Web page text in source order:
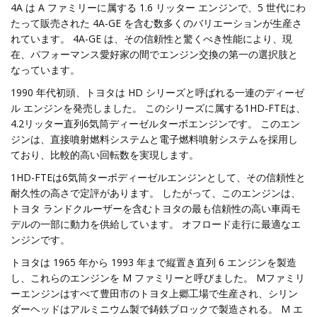
4A は A ファミリーに属する 1.6 リッター エンジンで、5 世代にわ
たって販売された 4A-GE を含む数多くのバリエーションが生産さ
れています。 4A-GE は、その信頼性と驚くべき性能により、現
在、パフォーマンス愛好家の間でエンジン交換の第一の選択肢と
なっています。
1990 年代初頭、トヨタは HD シリーズと呼ばれる一連のディーゼ
ル エンジンを発売しました。 このシリーズに属する1HD-FTEは、
4.2リッター直列6気筒ディーゼルターボエンジンです。 このエン
ジンは、直接噴射燃料システムと電子燃料噴射システムを採用し
ており、比較的高い回転数を実現します。
1HD-FTEは6気筒ターボディーゼルエンジンとして、その信頼性と
耐久性の高さで定評があります。 したがって、このエンジンは、
トヨタ ランドクルーザーを含むトヨタの最も信頼性の高い車両モ
デルの一部に動力を供給しています。 オフロード走行に最適なエ
ンジンです。
トヨタは 1965 年から 1993 年まで縦置き直列 6 エンジンを製造
し、これらのエンジンを M ファミリーと呼びました。 Mファミリ
ーエンジンはすべて豊田市のトヨタ上郷工場で生産され、シリン
ダーヘッドはアルミニウム製で鋳鉄ブロックで製造される。 M エ